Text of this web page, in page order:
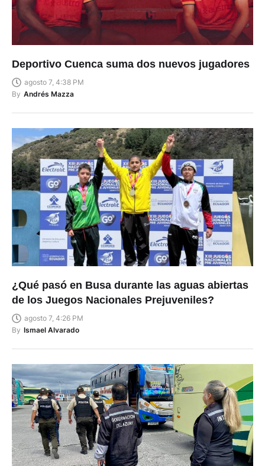
Deportivo Cuenca suma dos nuevos jugadores
agosto 7, 4:38 PM
By Andrés Mazza
¿Qué pasó en Busa durante las aguas abiertas
de los Juegos Nacionales Prejuveniles?
agosto 7, 4:26 PM
By Ismael Alvarado